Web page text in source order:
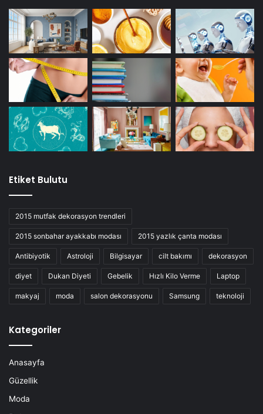
Etiket Bulutu
2015 mutfak dekorasyon trendleri
2015 sonbahar ayakkabı modası 2015 yazlık çanta modası
Antibiyotik Astroloji Bilgisayar cilt bakımı dekorasyon
diyet Dukan Diyeti Gebelik Hızlı Kilo Verme Laptop
makyaj moda salon dekorasyonu Samsung teknoloji
Kategoriler
Anasayfa
Güzellik
Moda